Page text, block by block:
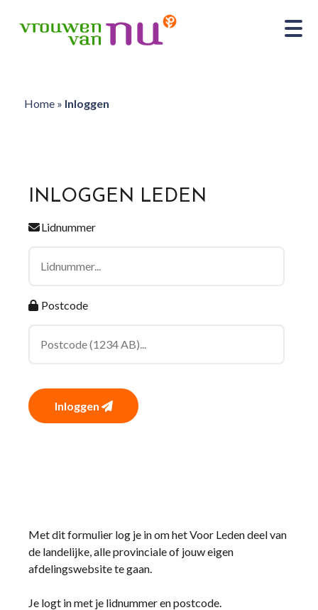
Home» Inloggen
INLOGGEN LEDEN
Lidnummer
Postcode
Inloggen
Met dit formulier log je in om het Voor Leden deel van
de landelijke, alle provinciale of jouw eigen
afdelingswebsite te gaan.
Je logt in met je lidnummer en postcode.